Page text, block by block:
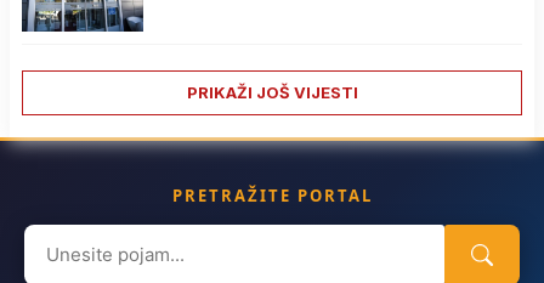
PRIKAŽI JOŠ VIJESTI
PRETRAŽITE PORTAL
Search
for: